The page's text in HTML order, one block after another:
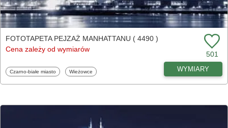
FOTOTAPETA PEJZAŻ MANHATTANU ( 4490 )
Cena zależy od wymiarów
501
Fototapety
Czarno-białe miasto Fototapety
Wieżowce WYMIARY